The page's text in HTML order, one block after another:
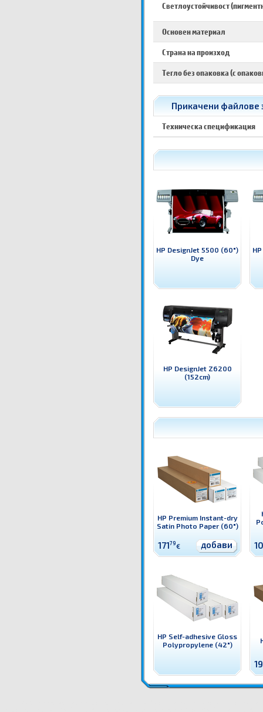
Светлоустойчивост
Основен материал
Страна на произход
Тегло без опаковка (с
Прикачени файлове
Техническа спецификация
HP DesignJet 5500 (60")
Dye
HP DesignJet Z6200
(152cm)
HP Premium Instant-dry
Satin Photo Paper (60")
17179€ добави
HP Self-adhesive Gloss
Polypropylene (42")